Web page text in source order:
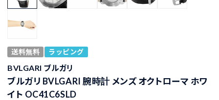
送料無料 ラッピング
BVLGARI ブルガリ
ブルガリ BVLGARI 腕時計 メンズ オクトローマ ホワ
イト OC41C6SLD